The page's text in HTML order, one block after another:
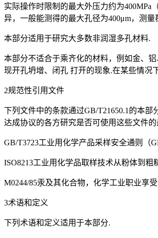
实际操作时限制的最大外压力约为400MPa
异，一般能测得的最大孔径为400μm，测
本部分适用于研究大多数非润湿多孔材料.
本部分不适合于乘齐化的材料，例如金、
现开孔坍增、闭孔 打开的现象.在某些情况
2规范性引用文件
下列文件中的条款通过GB/T21650.1的本
达成协议的各方研究是否可使用这些文件
GB/T3723工业用化学产品采样安全通则（
ISO8213工业用化学品取样技术从粉体到
M0244/85汞及其化合物，化学工业职业享
3术语和定义
下列术语和定义适用于本部分.